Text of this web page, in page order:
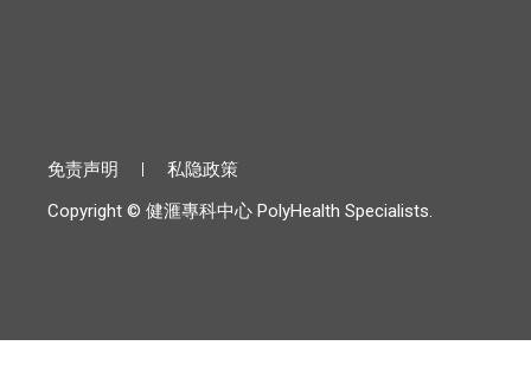
免责声明
私隐政策
Copyright © 健滙專科中心 PolyHealth Specialists.